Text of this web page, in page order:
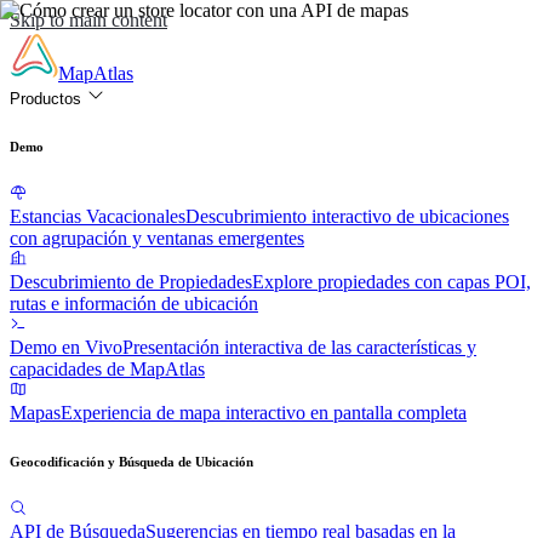
Skip to main content
MapAtlas
Productos
Demo
Estancias VacacionalesDescubrimiento interactivo de ubicaciones
con agrupación y ventanas emergentes
Descubrimiento de PropiedadesExplore propiedades con capas POI,
rutas e información de ubicación
Demo en VivoPresentación interactiva de las características y
capacidades de MapAtlas
MapasExperiencia de mapa interactivo en pantalla completa
Geocodificación y Búsqueda de Ubicación
API de BúsquedaSugerencias en tiempo real basadas en la